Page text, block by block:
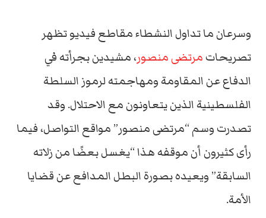
وسرعان ما تداول النشطاء مقاطع فيديو تظهر
تصريحاتمرتضى منصور، مشيدين بجرأته في
الدفاع عن المقاومة ومهاجمته لرموز السلطة
الفلسطينية الذين يتعاونون مع الاحتلال. وقد
تصدرت وسم “مرتضى منصور” مواقع التواصل، فيما
رأى كثيرون أن موقفه هذا “يغسل بعضًا من زلاته
السابقة” ويعيده بصورة البطل المدافع عن قضايا
الأمة.